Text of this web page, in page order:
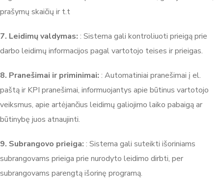
prašymų skaičių ir t.t
7. Leidimų valdymas: : Sistema gali kontroliuoti prieigą prie
darbo leidimų informacijos pagal vartotojo teises ir prieigas.
8. Pranešimai ir priminimai: : Automatiniai pranešimai į el.
paštą ir KPI pranešimai, informuojantys apie būtinus vartotojo
veiksmus, apie artėjančius leidimų galiojimo laiko pabaigą ar
būtinybę juos atnaujinti.
9. Subrangovo prieiga: : Sistema gali suteikti išoriniams
subrangovams prieiga prie nurodyto leidimo dirbti, per
subrangovams parengtą išorinę programą.